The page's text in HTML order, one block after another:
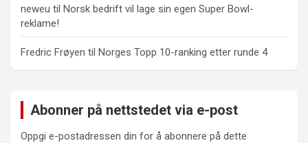
neweu til Norsk bedrift vil lage sin egen Super Bowl-
reklame!
Fredric Frøyen til Norges Topp 10-ranking etter runde 4
Abonner på nettstedet via e-post
Oppgi e-postadressen din for å abonnere på dette